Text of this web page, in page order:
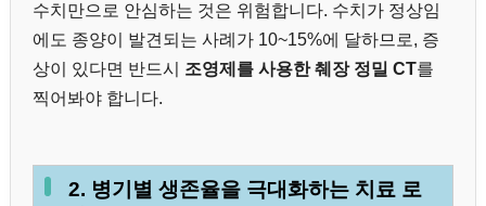
수치만으로 안심하는 것은 위험합니다. 수치가 정상임
에도 종양이 발견되는 사례가 10~15%에 달하므로, 증
상이 있다면 반드시 조영제를 사용한 췌장 정밀 CT를
찍어봐야 합니다.
2. 병기별 생존율을 극대화하는 치료 로